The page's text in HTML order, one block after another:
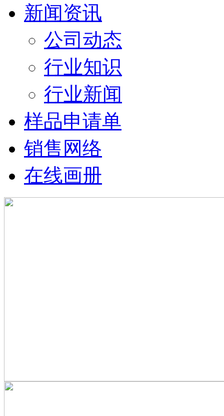
新闻资讯
公司动态
行业知识
行业新闻
样品申请单
销售网络
在线画册